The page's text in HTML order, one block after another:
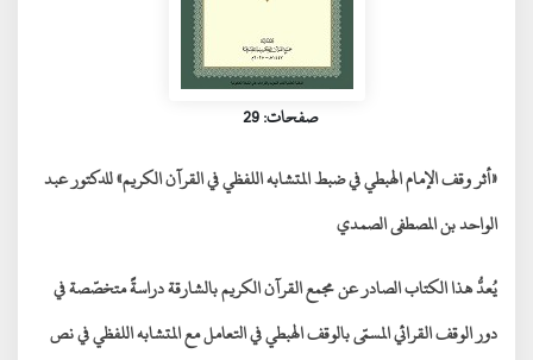
صفحات: 29
«أثر وقف الإمام الهبطي في ضبط المتشابه اللفظي في القرآن الكريم»للدكتورعبد
الواحد بن المصطفى الصمدي
يُعدُّ هذا الكتاب الصادر عنمجمع القرآن الكريم بالشارقةدراسةً متخصّصة في
دور الوقف القرائي المسمّى بالوقف الهبطيفيالتعامل مع المتشابه اللفظي في نص